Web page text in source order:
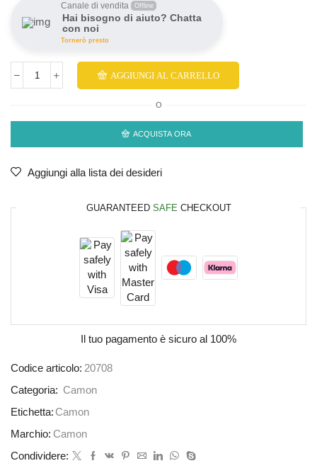
Canale di vendita Offline
Hai bisogno di aiuto? Chatta
con noi
Tornerò presto
AGGIUNGI AL CARRELLO
O
ACQUISTA ORA
Aggiungi alla lista dei desideri
GUARANTEED SAFE CHECKOUT
Il tuo pagamento è sicuro al 100%
Codice articolo: 20708
Categoria: Camon
Etichetta:Camon
Marchio: Camon
Condividere: